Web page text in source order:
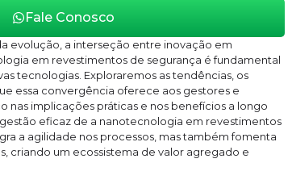
Fale Conosco
evolução, a interseção entre inovação em
em revestimentos de segurança é fundamental
tecnologias. Exploraremos as tendências, os
essa convergência oferece aos gestores e
nas implicações práticas e nos benefícios a longo
eficaz de a nanotecnologia em revestimentos
a agilidade nos processos, mas também fomenta
criando um ecossistema de valor agregado e